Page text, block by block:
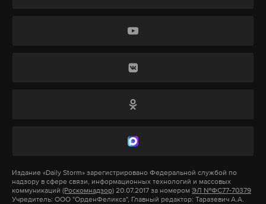
спроса и предложения на рынке труда за
реформы и призывает правительство принять
«Повышение пенсионного возраста вызовет
трудоспособном возрасте по среднему варианту
примерно на 9 миллионов человек в 2023–2024
Издание «Daily Storm» зарегистрировано Федеральной службой по
надзору в сфере связи, информационных технологий и массовых
коммуникаций (Роскомнадзор) 20.07.2017 за номером ЭЛ №ФС77-70379
Учредитель: ООО "ОрденФеликса", Главный редактор: Таразевич А.А.